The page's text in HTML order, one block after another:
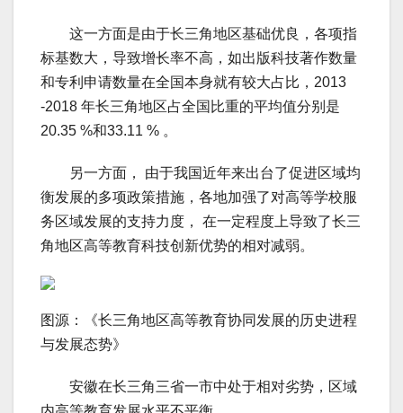
这一方面是由于长三角地区基础优良，各项指
标基数大，导致增长率不高，如出版科技著作数量
和专利申请数量在全国本身就有较大占比，2013
-2018 年长三角地区占全国比重的平均值分别是
20.35 %和33.11 % 。
另一方面， 由于我国近年来出台了促进区域均
衡发展的多项政策措施，各地加强了对高等学校服
务区域发展的支持力度， 在一定程度上导致了长三
角地区高等教育科技创新优势的相对减弱。
图源：《长三角地区高等教育协同发展的历史进程
与发展态势》
安徽在长三角三省一市中处于相对劣势，区域